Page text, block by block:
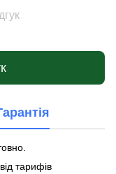
тарифів